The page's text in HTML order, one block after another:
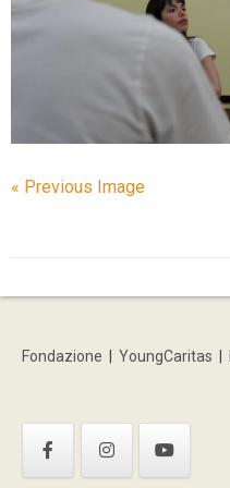
« Previous Image
Fondazione YoungCaritas